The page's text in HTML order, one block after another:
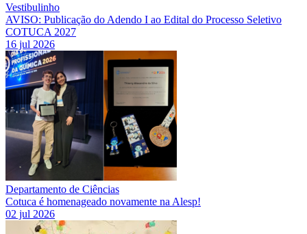
Vestibulinho
AVISO: Publicação do Adendo I ao Edital do Processo Seletivo
COTUCA 2027
16 jul 2026
Departamento de Ciências
Cotuca é homenageado novamente na Alesp!
02 jul 2026